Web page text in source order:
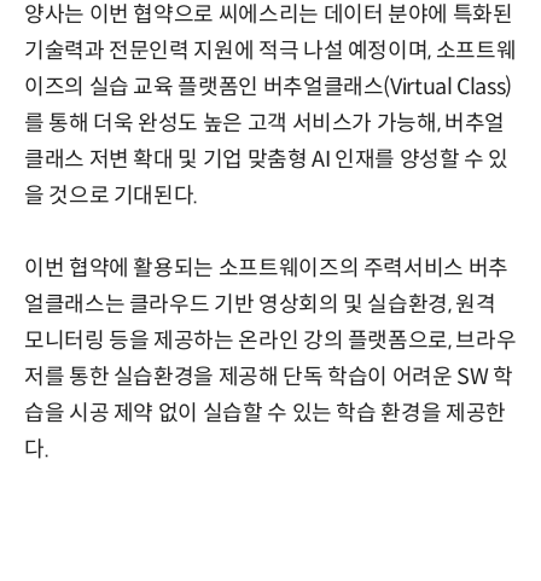
양사는 이번 협약으로 씨에스리는 데이터 분야에 특화된
기술력과 전문인력 지원에 적극 나설 예정이며, 소프트웨
이즈의 실습 교육 플랫폼인 버추얼클래스(Virtual Class)
를 통해 더욱 완성도 높은 고객 서비스가 가능해, 버추얼
클래스 저변 확대 및 기업 맞춤형 AI 인재를 양성할 수 있
을 것으로 기대된다.
이번 협약에 활용되는 소프트웨이즈의 주력서비스 버추
얼클래스는 클라우드 기반 영상회의 및 실습환경, 원격
모니터링 등을 제공하는 온라인 강의 플랫폼으로, 브라우
저를 통한 실습환경을 제공해 단독 학습이 어려운 SW 학
습을 시공 제약 없이 실습할 수 있는 학습 환경을 제공한
다.